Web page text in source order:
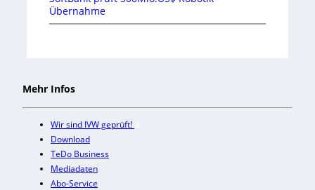
Übernahme
Mehr Infos
Wir sind IVW geprüft!
Download
TeDo Business
Mediadaten
Abo-Service